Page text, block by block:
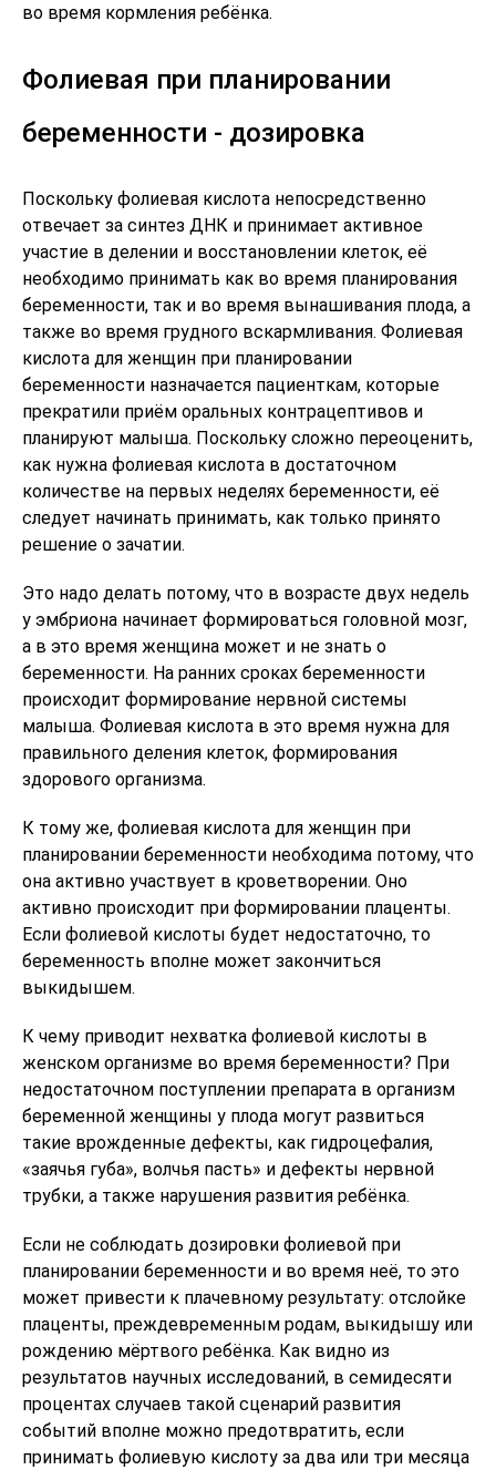
во время кормления ребёнка.
Фолиевая при планировании
беременности - дозировка
Поскольку фолиевая кислота непосредственно
отвечает за синтез ДНК и принимает активное
участие в делении и восстановлении клеток, её
необходимо принимать как во время планирования
беременности, так и во время вынашивания плода, а
также во время грудного вскармливания. Фолиевая
кислота для женщин при планировании
беременности назначается пациенткам, которые
прекратили приём оральных контрацептивов и
планируют малыша. Поскольку сложно переоценить,
как нужна фолиевая кислота в достаточном
количестве на первых неделях беременности, её
следует начинать принимать, как только принято
решение о зачатии.
Это надо делать потому, что в возрасте двух недель
у эмбриона начинает формироваться головной мозг,
а в это время женщина может и не знать о
беременности. На ранних сроках беременности
происходит формирование нервной системы
малыша. Фолиевая кислота в это время нужна для
правильного деления клеток, формирования
здорового организма.
К тому же, фолиевая кислота для женщин при
планировании беременности необходима потому, что
она активно участвует в кроветворении. Оно
активно происходит при формировании плаценты.
Если фолиевой кислоты будет недостаточно, то
беременность вполне может закончиться
выкидышем.
К чему приводит нехватка фолиевой кислоты в
женском организме во время беременности? При
недостаточном поступлении препарата в организм
беременной женщины у плода могут развиться
такие врожденные дефекты, как гидроцефалия,
«заячья губа», волчья пасть» и дефекты нервной
трубки, а также нарушения развития ребёнка.
Если не соблюдать дозировки фолиевой при
планировании беременности и во время неё, то это
может привести к плачевному результату: отслойке
плаценты, преждевременным родам, выкидышу или
рождению мёртвого ребёнка. Как видно из
результатов научных исследований, в семидесяти
процентах случаев такой сценарий развития
событий вполне можно предотвратить, если
принимать фолиевую кислоту за два или три месяца